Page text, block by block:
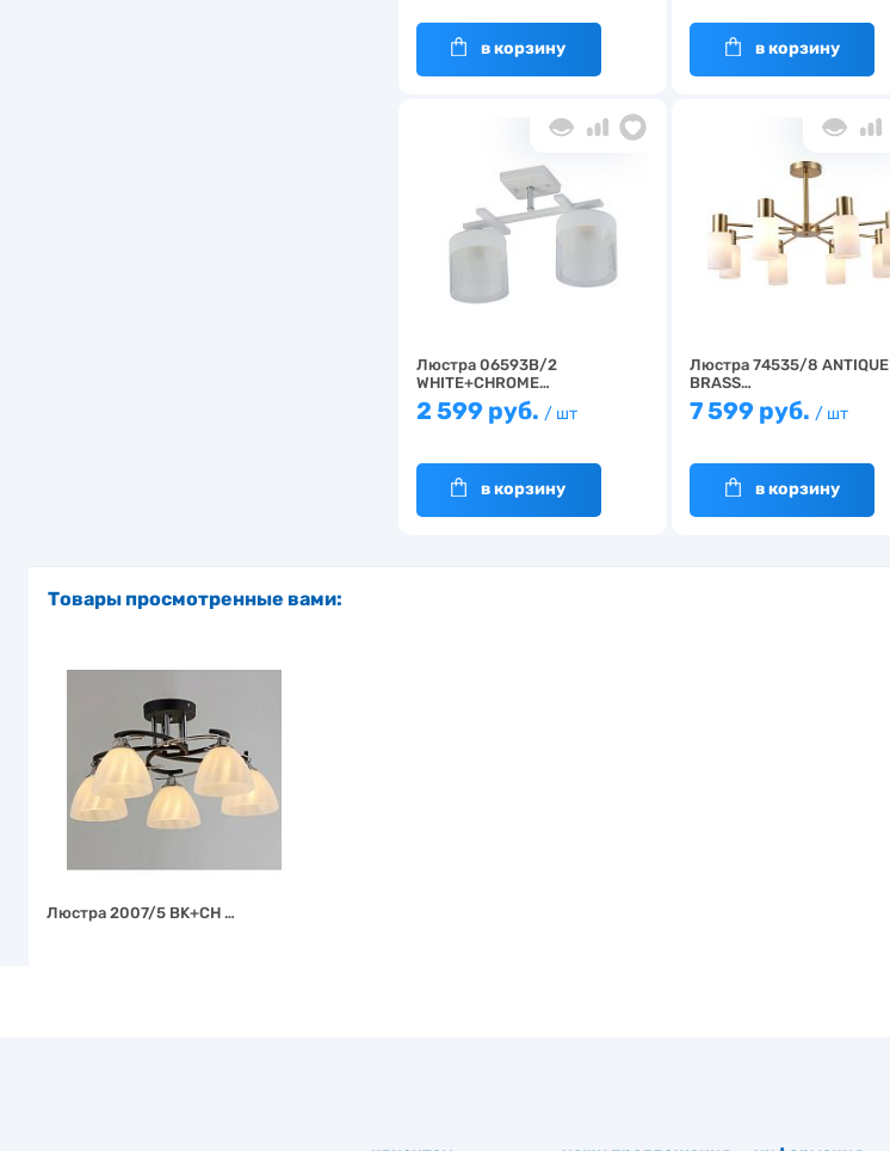
в корзину в корзину
Люстра 06593B/2
WHITE+CHROME…
2 599 руб. / шт
в корзину
Люстра 74535/8 ANTIQUE
BRASS…
7 599 руб. / шт
в корзину
Товары просмотренные вами:
Люстра 2007/5 BK+CH …